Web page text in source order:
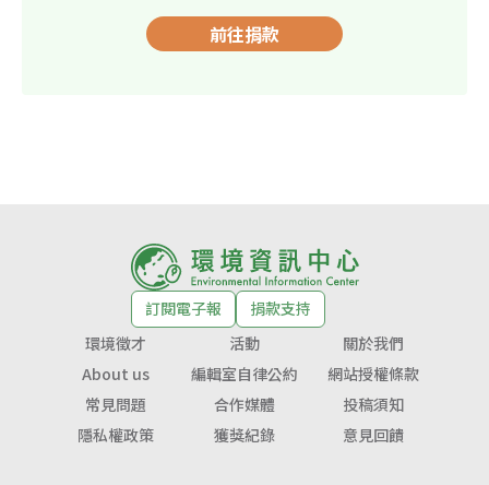
前往捐款
訂閱電子報
捐款支持
環境徵才
活動
關於我們
About us
編輯室自律公約
網站授權條款
常見問題
合作媒體
投稿須知
隱私權政策
獲獎紀錄 意見回饋